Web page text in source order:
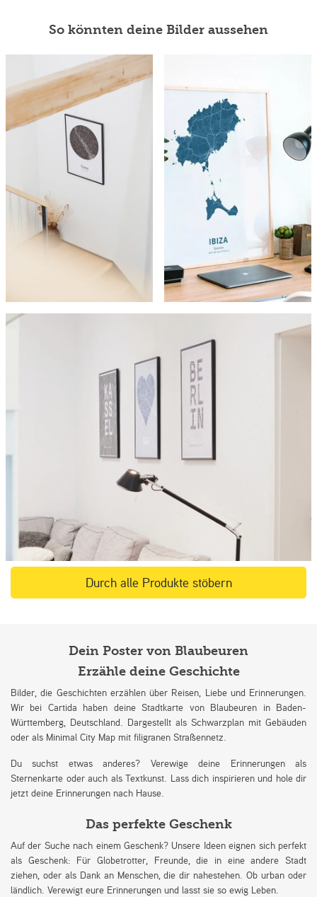
So könnten deine Bilder aussehen
Durch alle Produkte stöbern
Dein Poster von Blaubeuren
Erzähle deine Geschichte
Bilder, die Geschichten erzählen über Reisen, Liebe und Erinnerungen.
Wir bei Cartida haben deine Stadtkarte von Blaubeuren in Baden-
Württemberg, Deutschland. Dargestellt als Schwarzplan mit Gebäuden
oder als Minimal City Map mit filigranen Straßennetz.
Du suchst etwas anderes? Verewige deine Erinnerungen als
Sternenkarte oder auch als Textkunst. Lass dich inspirieren und hole dir
jetzt deine Erinnerungen nach Hause.
Das perfekte Geschenk
Auf der Suche nach einem Geschenk? Unsere Ideen eignen sich perfekt
als Geschenk: Für Globetrotter, Freunde, die in eine andere Stadt
ziehen, oder als Dank an Menschen, die dir nahestehen. Ob urban oder
ländlich. Verewigt eure Erinnerungen und lasst sie so ewig Leben.